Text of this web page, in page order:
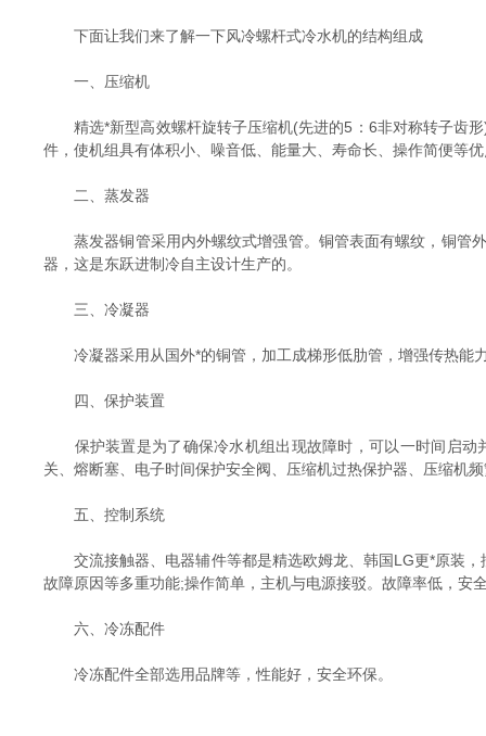
下面让我们来了解一下风冷螺杆式冷水机的结构组成
一、压缩机
精选*新型高效螺杆旋转子压缩机(先进的5：6非对称转子齿形
件，使机组具有体积小、噪音低、能量大、寿命长、操作简便等
二、蒸发器
蒸发器铜管采用内外螺纹式增强管。铜管表面有螺纹，铜管外
器，这是东跃进制冷自主设计生产的。
三、冷凝器
冷凝器采用从国外*的铜管，加工成梯形低肋管，增强传热能
四、保护装置
保护装置是为了确保冷水机组出现故障时，可以一时间启动
关、熔断塞、电子时间保护安全阀、压缩机过热保护器、压缩机
五、控制系统
交流接触器、电器辅件等都是精选欧姆龙、韩国LG更*原装，
故障原因等多重功能;操作简单，主机与电源接驳。故障率低，安
六、冷冻配件
冷冻配件全部选用品牌等，性能好，安全环保。